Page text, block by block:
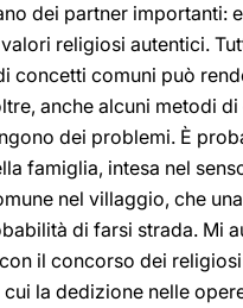
dei partner importanti:
religiosi autentici.
concetti comuni può
anche alcuni metodi
dei problemi. È
famiglia, intesa nel
nel villaggio, che
di farsi strada. Mi
il concorso dei
la dedizione nelle